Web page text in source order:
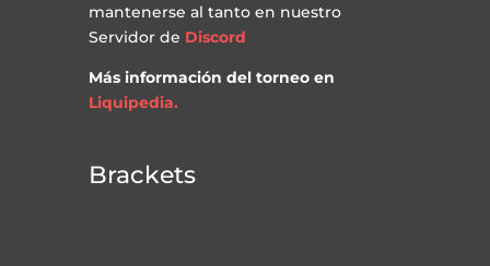
mantenerse al tanto en nuestro
Servidor de Discord
Más información del torneo en
Liquipedia.
Brackets